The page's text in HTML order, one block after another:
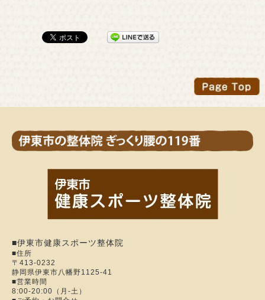
■伊東市健康スポーツ整体院
■住所
〒413-0232
静岡県伊東市八幡野1125-41
■営業時間
8:00-20:00（月-土）